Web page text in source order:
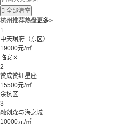
 全部清空
杭州推荐热盘更多>
1
中天珺府（东区）
19000元/㎡
临安区
2
赞成赞红星座
15500元/㎡
余杭区
3
融创森与海之城
10000元/㎡